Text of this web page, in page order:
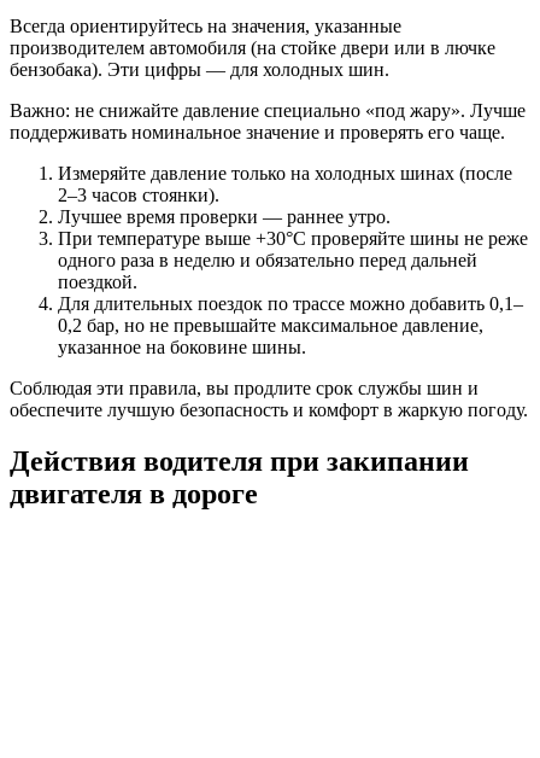
Всегда ориентируйтесь на значения, указанные
производителем автомобиля (на стойке двери или в лючке
бензобака). Эти цифры — для холодных шин.
Важно: не снижайте давление специально «под жару». Лучше
поддерживать номинальное значение и проверять его чаще.
Измеряйте давление только на холодных шинах (после
2–3 часов стоянки).
Лучшее время проверки — раннее утро.
При температуре выше +30°C проверяйте шины не реже
одного раза в неделю и обязательно перед дальней
поездкой.
Для длительных поездок по трассе можно добавить 0,1–
0,2 бар, но не превышайте максимальное давление,
указанное на боковине шины.
Соблюдая эти правила, вы продлите срок службы шин и
обеспечите лучшую безопасность и комфорт в жаркую погоду.
Действия водителя при закипании
двигателя в дороге